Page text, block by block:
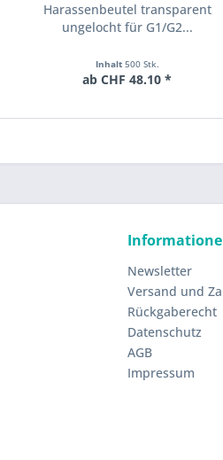
Harassenbeutel transparent
ungelocht für G1/G2...
Inhalt 500 Stk.
ab CHF 48.10 *
Newsletter
Versand und
Rückgaberecht
Datenschutz
AGB
Impressum